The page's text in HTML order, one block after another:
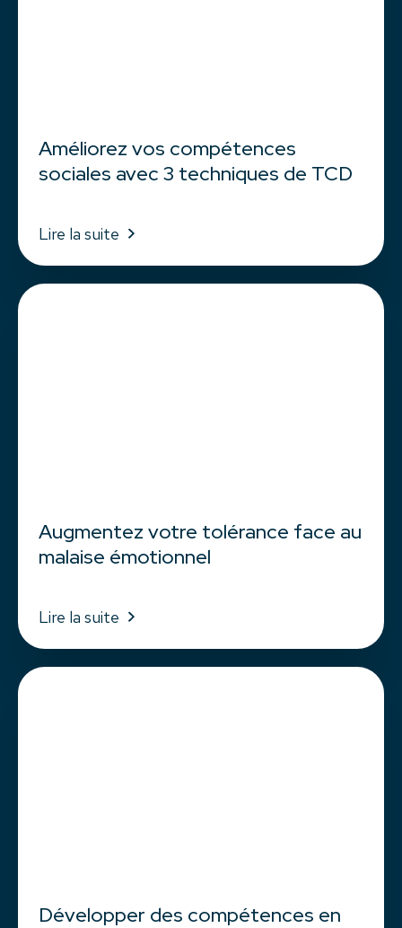
Améliorez vos compétences
sociales avec 3 techniques de TCD
Lire la suite
Augmentez votre tolérance face au
malaise émotionnel
Lire la suite
Développer des compétences en